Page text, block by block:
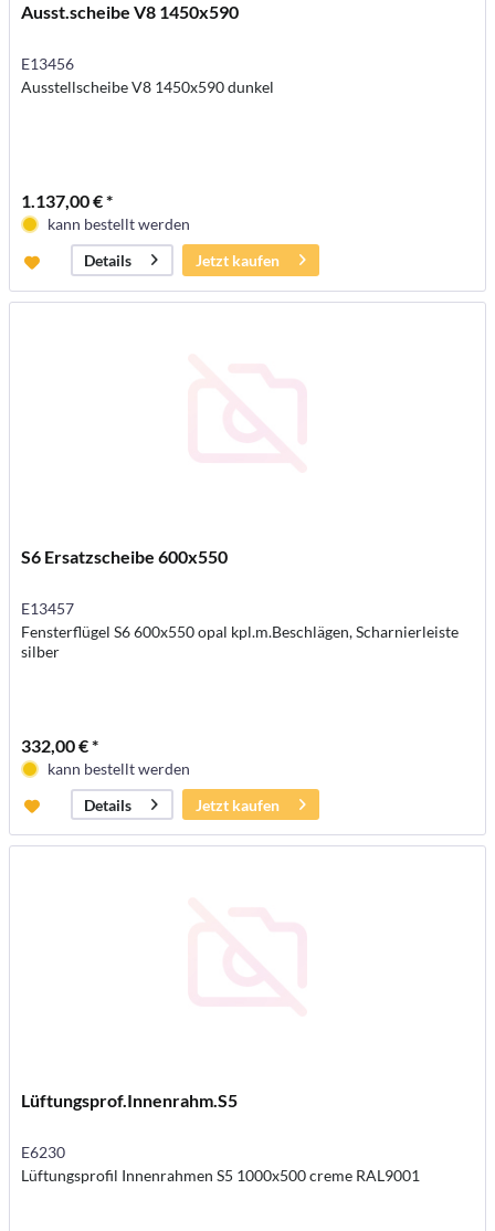
Ausst.scheibe V8 1450x590
E13456
Ausstellscheibe V8 1450x590 dunkel
1.137,00 € *
kann bestellt werden
Details
Jetzt kaufen
S6 Ersatzscheibe 600x550
E13457
Fensterflügel S6 600x550 opal kpl.m.Beschlägen, Scharnierleiste
silber
332,00 € *
kann bestellt werden
Details
Jetzt kaufen
Lüftungsprof.Innenrahm.S5
E6230
Lüftungsprofil Innenrahmen S5 1000x500 creme RAL9001